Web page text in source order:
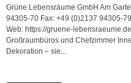
Grüne Lebensräume GmbH Am
94305-70 Fax: +49 (0)2137 94305-
Web: https://gruene-
Großraumbüros und Chefzimmer
Dekoration – sie...